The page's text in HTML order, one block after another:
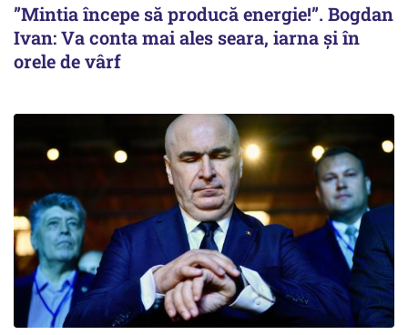
”Mintia începe să producă energie!”. Bogdan
Ivan: Va conta mai ales seara, iarna și în
orele de vârf